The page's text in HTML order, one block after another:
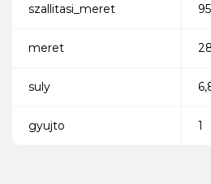
szallitasi_meret
meret
suly
gyujto 1